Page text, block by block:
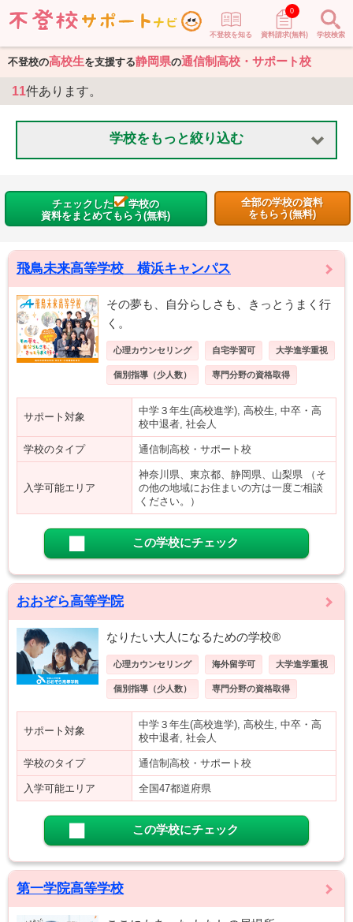
不登校を知る 資料請求(無料)
0
学校検索
不登校の高校生を支援する静岡県の通信制高校・サポート校
11件あります。
学校をもっと絞り込む
チェックした
学校の
資料をまとめてもらう(無料)
全部の学校の資料
をもらう(無料)
飛鳥未来高等学校 横浜キャンパス
その夢も、自分らしさも、きっとうまく行
く。
心理カウンセリング 自宅学習可 大学進学重視
個別指導（少人数） 専門分野の資格取得
サポート対象
中学３年生(高校進学), 高校生, 中卒・高
校中退者, 社会人
学校のタイプ 通信制高校・サポート校
入学可能エリア
神奈川県、東京都、静岡県、山梨県 （そ
の他の地域にお住まいの方は一度ご相談
ください。）
この学校にチェック
おおぞら高等学院
なりたい大人になるための学校®
心理カウンセリング 海外留学可 大学進学重視
個別指導（少人数） 専門分野の資格取得
サポート対象
中学３年生(高校進学), 高校生, 中卒・高
校中退者, 社会人
学校のタイプ 通信制高校・サポート校
入学可能エリア 全国47都道府県
この学校にチェック
第一学院高等学校